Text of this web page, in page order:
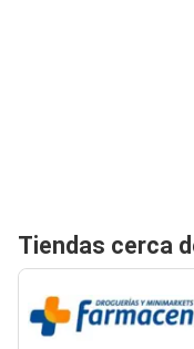
Tiendas cerca